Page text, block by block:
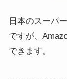
日本のスーパ
ですが、
できます。